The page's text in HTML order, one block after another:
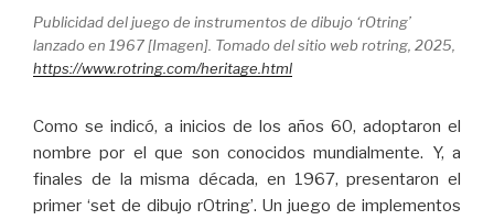
Publicidad del juego de instrumentos de dibujo ‘rOtring’
lanzado en 1967 [Imagen]. Tomado del sitio web rotring, 2025,
https://www.rotring.com/heritage.html
Como se indicó, a inicios de los años 60, adoptaron el
nombre por el que son conocidos mundialmente. Y, a
finales de la misma década, en 1967, presentaron el
primer ‘set de dibujo rOtring’. Un juego de implementos